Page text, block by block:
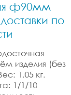
ф90мм
по
изделия (без
1.05 кг.
1/1/10